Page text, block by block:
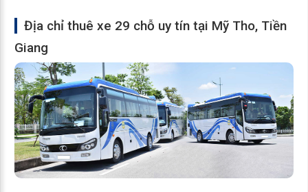
Địa chỉ thuê xe 29 chỗ uy tín tại Mỹ Tho, Tiền
Giang